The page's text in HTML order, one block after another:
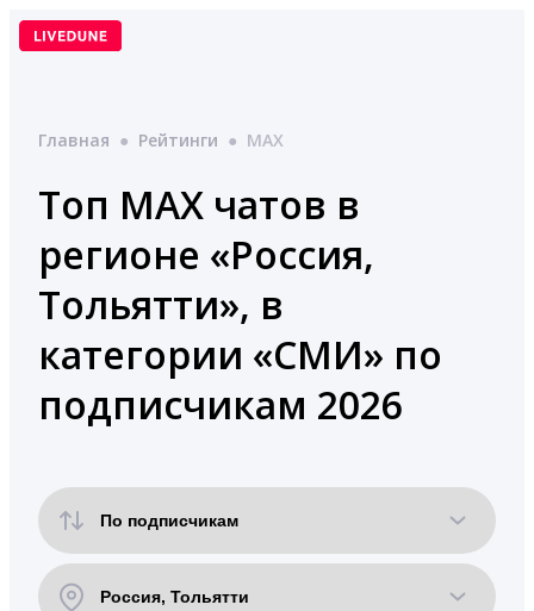
Перейти
Главная ● Рейтинги ● MAX
Топ MAX чатов в
регионе «Россия,
Тольятти», в
категории «СМИ» по
подписчикам 2026